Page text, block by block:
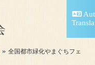
»全国都市緑化やまぐちフェ